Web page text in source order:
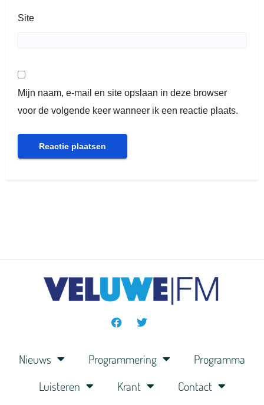
Site
Mijn naam, e-mail en site opslaan in deze browser
voor de volgende keer wanneer ik een reactie plaats.
Nieuws Programmering
Programma
Luisteren
Krant Contact